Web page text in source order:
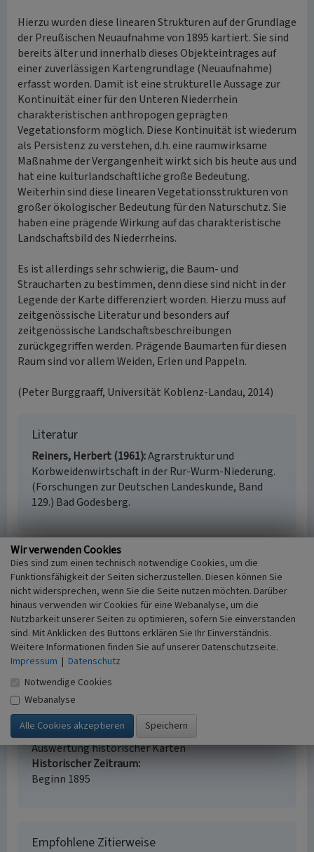
Hierzu wurden diese linearen Strukturen auf der Grundlage
der Preußischen Neuaufnahme von 1895 kartiert. Sie sind
bereits älter und innerhalb dieses Objekteintrages auf
einer zuverlässigen Kartengrundlage (Neuaufnahme)
erfasst worden. Damit ist eine strukturelle Aussage zur
Kontinuität einer für den Unteren Niederrhein
charakteristischen anthropogen geprägten
Vegetationsform möglich. Diese Kontinuität ist wiederum
als Persistenz zu verstehen, d.h. eine raumwirksame
Maßnahme der Vergangenheit wirkt sich bis heute aus und
hat eine kulturlandschaftliche große Bedeutung.
Weiterhin sind diese linearen Vegetationsstrukturen von
großer ökologischer Bedeutung für den Naturschutz. Sie
haben eine prägende Wirkung auf das charakteristische
Landschaftsbild des Niederrheins.
Es ist allerdings sehr schwierig, die Baum- und
Straucharten zu bestimmen, denn diese sind nicht in der
Legende der Karte differenziert worden. Hierzu muss auf
zeitgenössische Literatur und besonders auf
zeitgenössische Landschaftsbeschreibungen
zurückgegriffen werden. Prägende Baumarten für diesen
Raum sind vor allem Weiden, Erlen und Pappeln.
(Peter Burggraaff, Universität Koblenz-Landau, 2014)
Literatur
Reiners, Herbert (1961) Agrarstruktur und
Korbweidenwirtschaft in der Rur-Wurm-Niederung.
(Forschungen zur Deutschen Landeskunde, Band
129.) Bad Godesberg.
Lineare Gehölzstrukturen in der holozänen
Rheinaue (Niederterrasse) des rechten
Rheinufers zwischen Emmerich, Rees, Kalkar
und Kleve auf der Grundlage der Neuaufnahme
von 1890-1896
Schlagwörter
Gehölz (Landschaft)
Fachsicht(en)
Kulturlandschaftspflege, Landeskunde
Erfassungsmaßstab
i.d.R. 1:5.000 (größer als 1:20.000)
Erfassungsmethode
Auswertung historischer Karten
Historischer Zeitraum
Beginn 1895
Empfohlene Zitierweise
Wir verwenden Cookies
Dies sind zum einen technisch notwendige Cookies, um die
Funktionsfähigkeit der Seiten sicherzustellen. Diesen können Sie
nicht widersprechen, wenn Sie die Seite nutzen möchten. Darüber
hinaus verwenden wir Cookies für eine Webanalyse, um die
Nutzbarkeit unserer Seiten zu optimieren, sofern Sie einverstanden
sind. Mit Anklicken des Buttons erklären Sie Ihr Einverständnis.
Weitere Informationen finden Sie auf unserer Datenschutzseite.
Impressum | Datenschutz
Notwendige Cookies
Webanalyse